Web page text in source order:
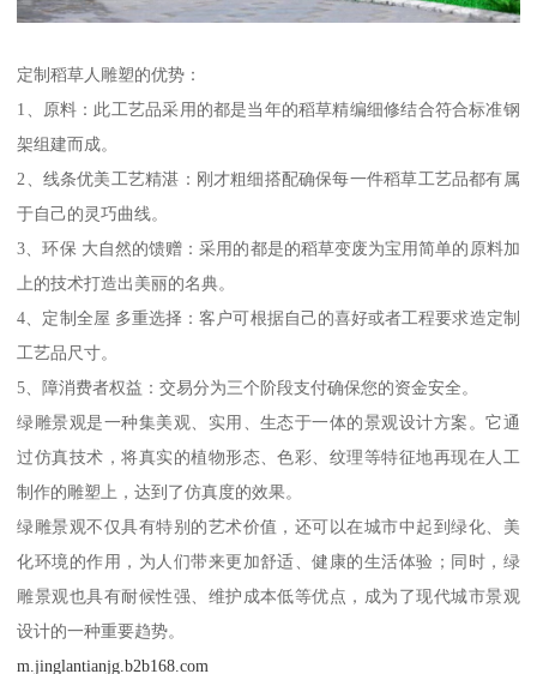
定制稻草人雕塑的优势：
1、原料：此工艺品采用的都是当年的稻草精编细修结合符合标准钢
架组建而成。
2、线条优美工艺精湛：刚才粗细搭配确保每一件稻草工艺品都有属
于自己的灵巧曲线。
3、环保 大自然的馈赠：采用的都是的稻草变废为宝用简单的原料加
上的技术打造出美丽的名典。
4、定制全屋 多重选择：客户可根据自己的喜好或者工程要求造定制
工艺品尺寸。
5、障消费者权益：交易分为三个阶段支付确保您的资金安全。
绿雕景观是一种集美观、实用、生态于一体的景观设计方案。它通
过仿真技术，将真实的植物形态、色彩、纹理等特征地再现在人工
制作的雕塑上，达到了仿真度的效果。
绿雕景观不仅具有特别的艺术价值，还可以在城市中起到绿化、美
化环境的作用，为人们带来更加舒适、健康的生活体验；同时，绿
雕景观也具有耐候性强、维护成本低等优点，成为了现代城市景观
设计的一种重要趋势。
m.jinglantianjg.b2b168.com